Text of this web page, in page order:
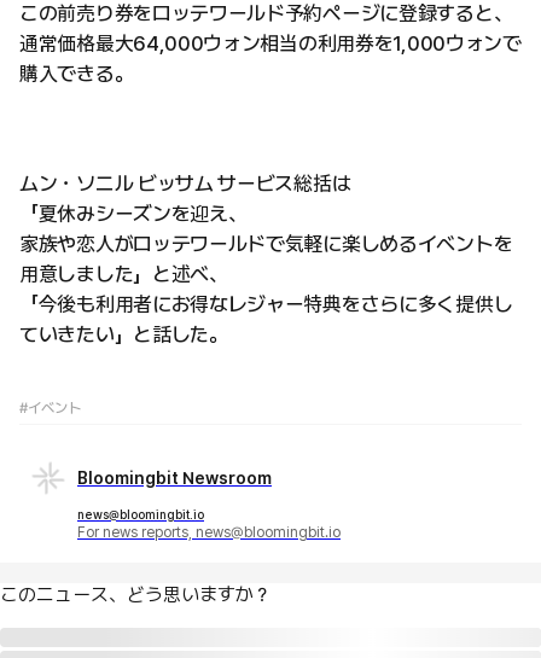
この前売り券をロッテワールド予約ページに登録すると、
通常価格最大64,000ウォン相当の利用券を1,000ウォンで
購入できる。
ムン・ソニル ビッサム サービス総括は
「夏休みシーズンを迎え、
家族や恋人がロッテワールドで気軽に楽しめるイベントを
用意しました」と述べ、
「今後も利用者にお得なレジャー特典をさらに多く提供し
ていきたい」と話した。
#イベント
Bloomingbit Newsroom
news@bloomingbit.io
For news reports, news@bloomingbit.io
このニュース、どう思いますか？